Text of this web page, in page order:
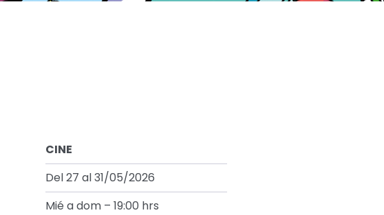
CINE
Del 27 al 31/05/2026
Mié a dom – 19:00 hrs